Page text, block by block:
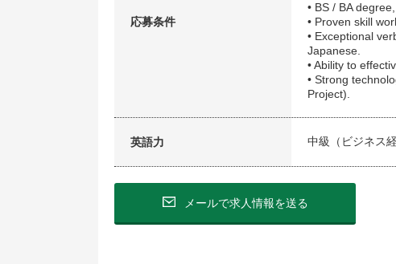
応募条件
• BS / BA
• Proven skill
• Exceptional
Japanese.
• Ability to
• Strong
Project).
英語力 中級（ビジネス経
メールで求人情報を送る